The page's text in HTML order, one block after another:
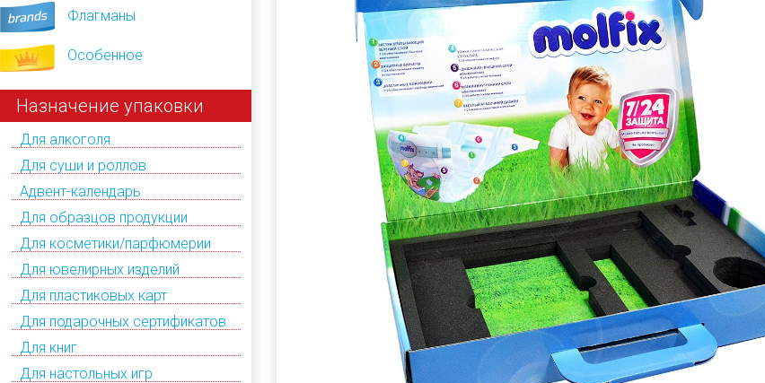
Флагманы
Особенное
Назначение упаковки
Для алкоголя
Для суши и роллов
Адвент-календарь
Для образцов продукции
Для косметики/парфюмерии
Для ювелирных изделий
Для пластиковых карт
Для подарочных сертификатов
Для книг
Для настольных игр